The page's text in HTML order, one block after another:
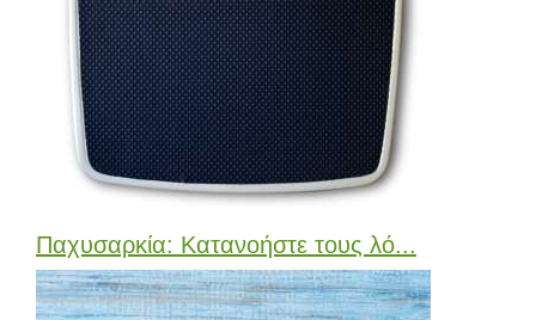
Παχυσαρκία: Κατανοήστε τους λό...